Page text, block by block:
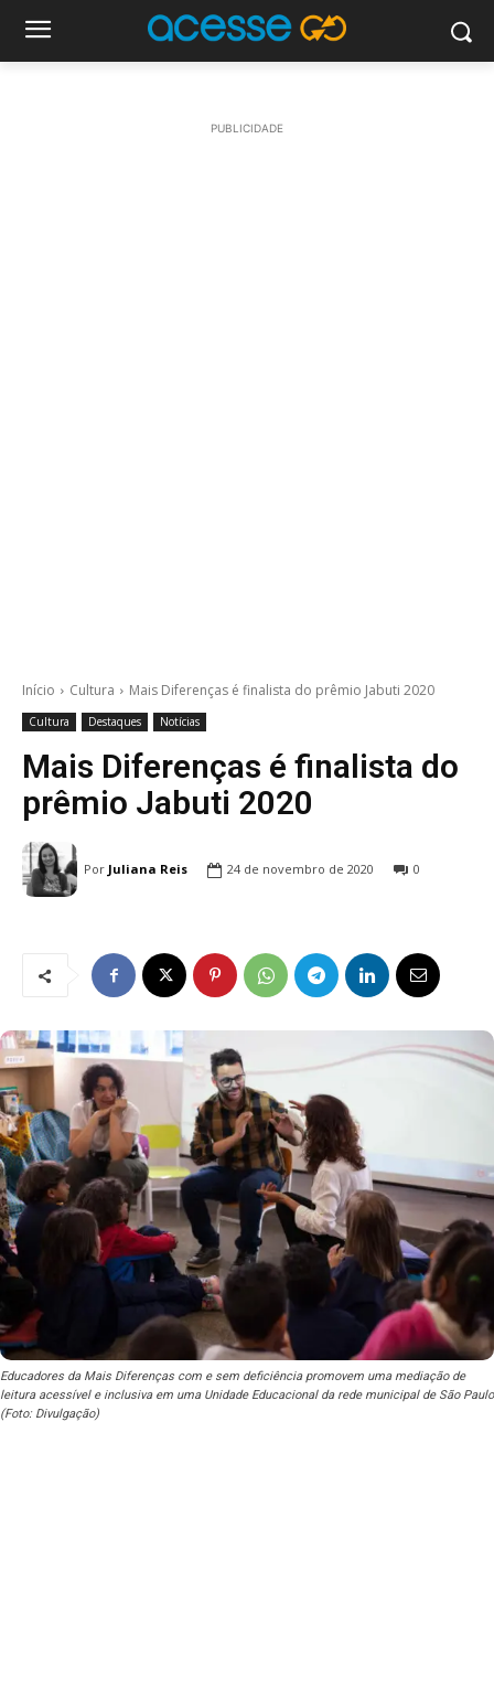
PUBLICIDADE
Início Cultura Mais Diferenças é finalista do prêmio Jabuti 2020
Cultura Destaques Notícias
Mais Diferenças é finalista do
prêmio Jabuti 2020
Por Juliana Reis 24 de novembro de 2020 0
Educadores da Mais Diferenças com e sem deficiência promovem uma mediação de
leitura acessível e inclusiva em uma Unidade Educacional da rede municipal de São Paulo
(Foto: Divulgação)